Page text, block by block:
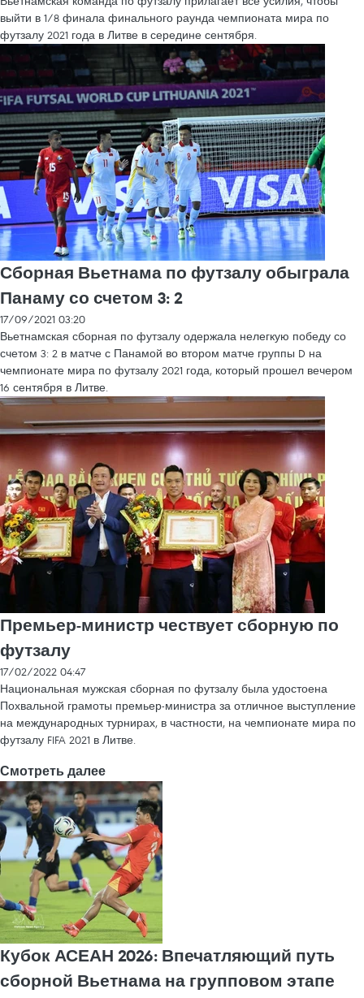
выйти в 1/8 финала финального раунда чемпионата мира по
футзалу 2021 года в Литве в середине сентября.
Сборная Вьетнама по футзалу обыграла
Панаму со счетом 3: 2
17/09/2021 03:20
Вьетнамская сборная по футзалу одержала нелегкую победу со
счетом 3: 2 в матче с Панамой во втором матче группы D на
чемпионате мира по футзалу 2021 года, который прошел вечером
16 сентября в Литве.
Премьер-министр чествует сборную по
футзалу
17/02/2022 04:47
Национальная мужская сборная по футзалу была удостоена
Похвальной грамоты премьер-министра за отличное выступление
на международных турнирах, в частности, на чемпионате мира по
футзалу FIFA 2021 в Литве.
Смотреть далее
Кубок АСЕАН 2026: Впечатляющий путь
сборной Вьетнама на групповом этапе